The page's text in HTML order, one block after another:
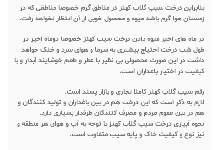
بنابراین درخت سیب گلاب کهنز در مناطق گرم خصوصا مناطقی که در
زمستان هوا گرم باشد میوه و محصول خوبی از آن انتظار نخواهد رفت.
در ماه های اخیر میوه دادن درخت سیب کهنز خصوصا دوماه اخیر در
طول شب درخت احتیاج بیشتری به سرما و هوای سرد و خنک خواهد
داشت در این صورت محصولی بی نظیر با عطر و طعم خوشایند آبدار و با
کیفیت در اختیار باغداران است.
رقم سیب گلاب کهنز کاملا تجاری و بازار پسند است.
لازم به ذکر است که این درخت هم در بین باغداران و تولید کنندگان و
هم در بین عموم مردم و مصرف کنندگان طرفدار بسیاری دارد.
نحوه آبیاری درخت سیب گلاب کهنز با توجه به آب و هوای هر منطقه و
نیز نوع و کیفیت خاک و پایه سیب متفاوت است.